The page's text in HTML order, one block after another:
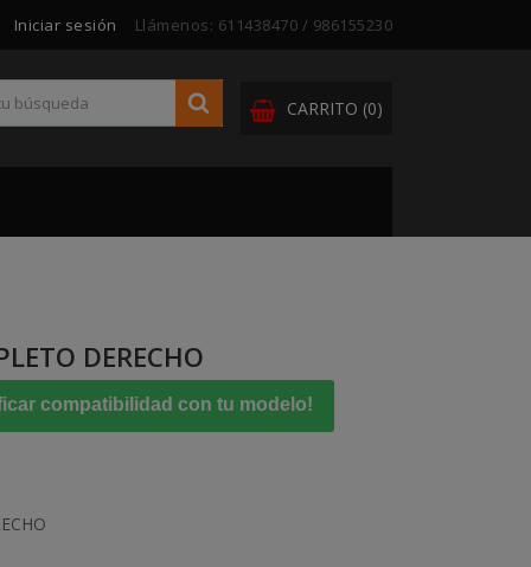
Iniciar sesión Llámenos: 611438470 / 986155230
CARRITO (0)
DERECHO
compatibilidad con tu modelo!